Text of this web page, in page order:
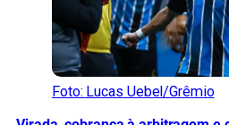
Foto: Lucas Uebel/Grêmio